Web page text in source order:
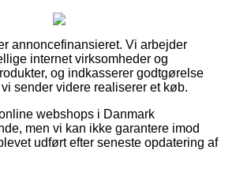
annoncefinansieret. Vi arbejder
internet virksomheder og
og indkasserer godtgørelse
sender videre realiserer et køb.
webshops i Danmark
men vi kan ikke garantere imod
udført efter seneste opdatering af